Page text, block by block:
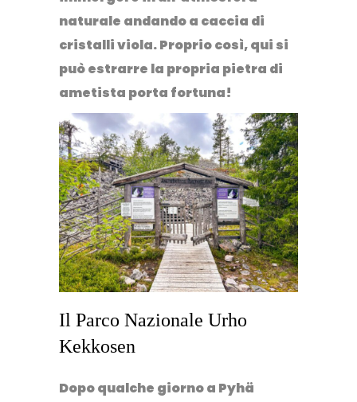
naturale andando a caccia di
cristalli viola. Proprio così, qui si
può estrarre la propria pietra di
ametista porta fortuna!
Il Parco Nazionale Urho
Kekkosen
Dopo qualche giorno a Pyhä